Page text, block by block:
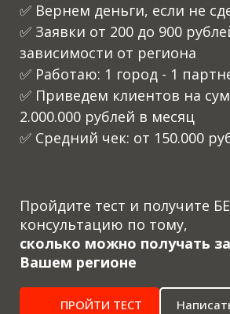
✅ Вернем деньги, если не
✅ Заявки от 200 до 900
зависимости от региона
✅ Работаю: 1 город - 1
✅ Приведем клиентов на
2.000.000 рублей в месяц
✅ Средний чек: от 150.000
Пройдите тест и получите
консультацию по тому,
сколько можно получать
Вашем регионе
ПРОЙТИ ТЕСТ